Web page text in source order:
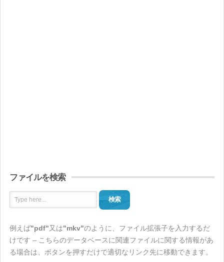
ファイルを検索
検索
例えば"pdf"又は"mkv"のように、ファイル拡張子を入力するだ
けです – こちらのデータベースに関連ファイルに関する情報があ
る場合は、ボタンを押すだけで適切なリンク先に移動できます。